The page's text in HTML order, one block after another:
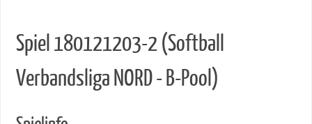
Spiel 180121203-2 (Softball
Verbandsliga NORD - B-Pool)